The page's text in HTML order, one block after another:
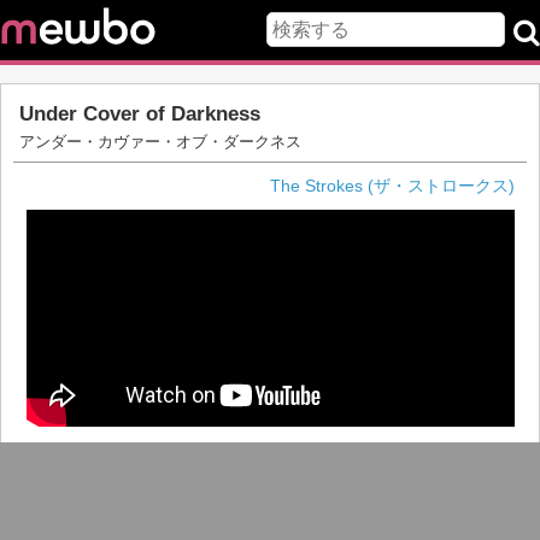
Under Cover of Darkness
アンダー・カヴァー・オブ・ダークネス
The Strokes (ザ・ストロークス)